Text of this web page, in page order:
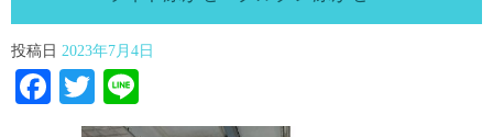
投稿日 2023年7月4日
Facebook
Twitter